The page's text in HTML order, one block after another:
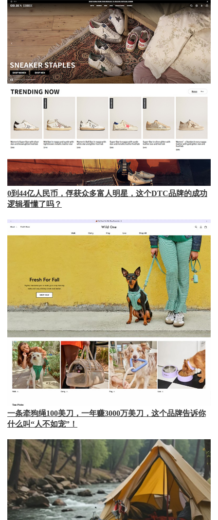
0到44亿人民币，俘获众多富人明星，这个DTC品牌的成功
逻辑看懂了吗？
一条牵狗绳100美刀，一年赚3000万美刀，这个品牌告诉你
什么叫“人不如宠”！